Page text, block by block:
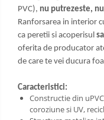
PVC), nu putrezeste,
Ranforsarea in interior
ca peretii si acoperisul
oferita de producator
de care te vei ducura
Caracteristici:
Constructie din
coroziune si UV,